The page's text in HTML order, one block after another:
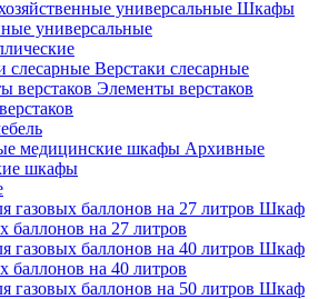
Шкафы
универсальные
Верстаки слесарные
Элементы верстаков
Архивные
шкафы
Шкаф
баллонов на 27 литров
Шкаф
баллонов на 40 литров
Шкаф